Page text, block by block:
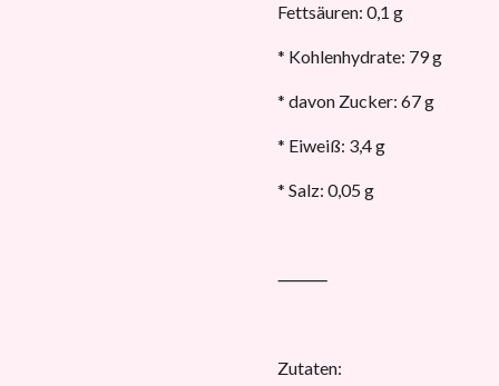
Fettsäuren: 0,1 g
* Kohlenhydrate: 79 g
* davon Zucker: 67 g
* Eiweiß: 3,4 g
* Salz: 0,05 g
⸻
Zutaten: